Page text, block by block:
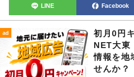
LINE Facebook
ad
初月0円
NET大東
情報を地
せんか？